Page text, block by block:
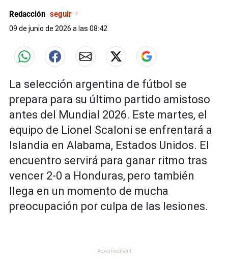
Redacción seguir +
09 de junio de 2026 a las 08:42
La selección argentina de fútbol se
prepara para su último partido amistoso
antes del Mundial 2026. Este martes, el
equipo de Lionel Scaloni se enfrentará a
Islandia en Alabama, Estados Unidos. El
encuentro servirá para ganar ritmo tras
vencer 2-0 a Honduras, pero también
llega en un momento de mucha
preocupación por culpa de las lesiones.